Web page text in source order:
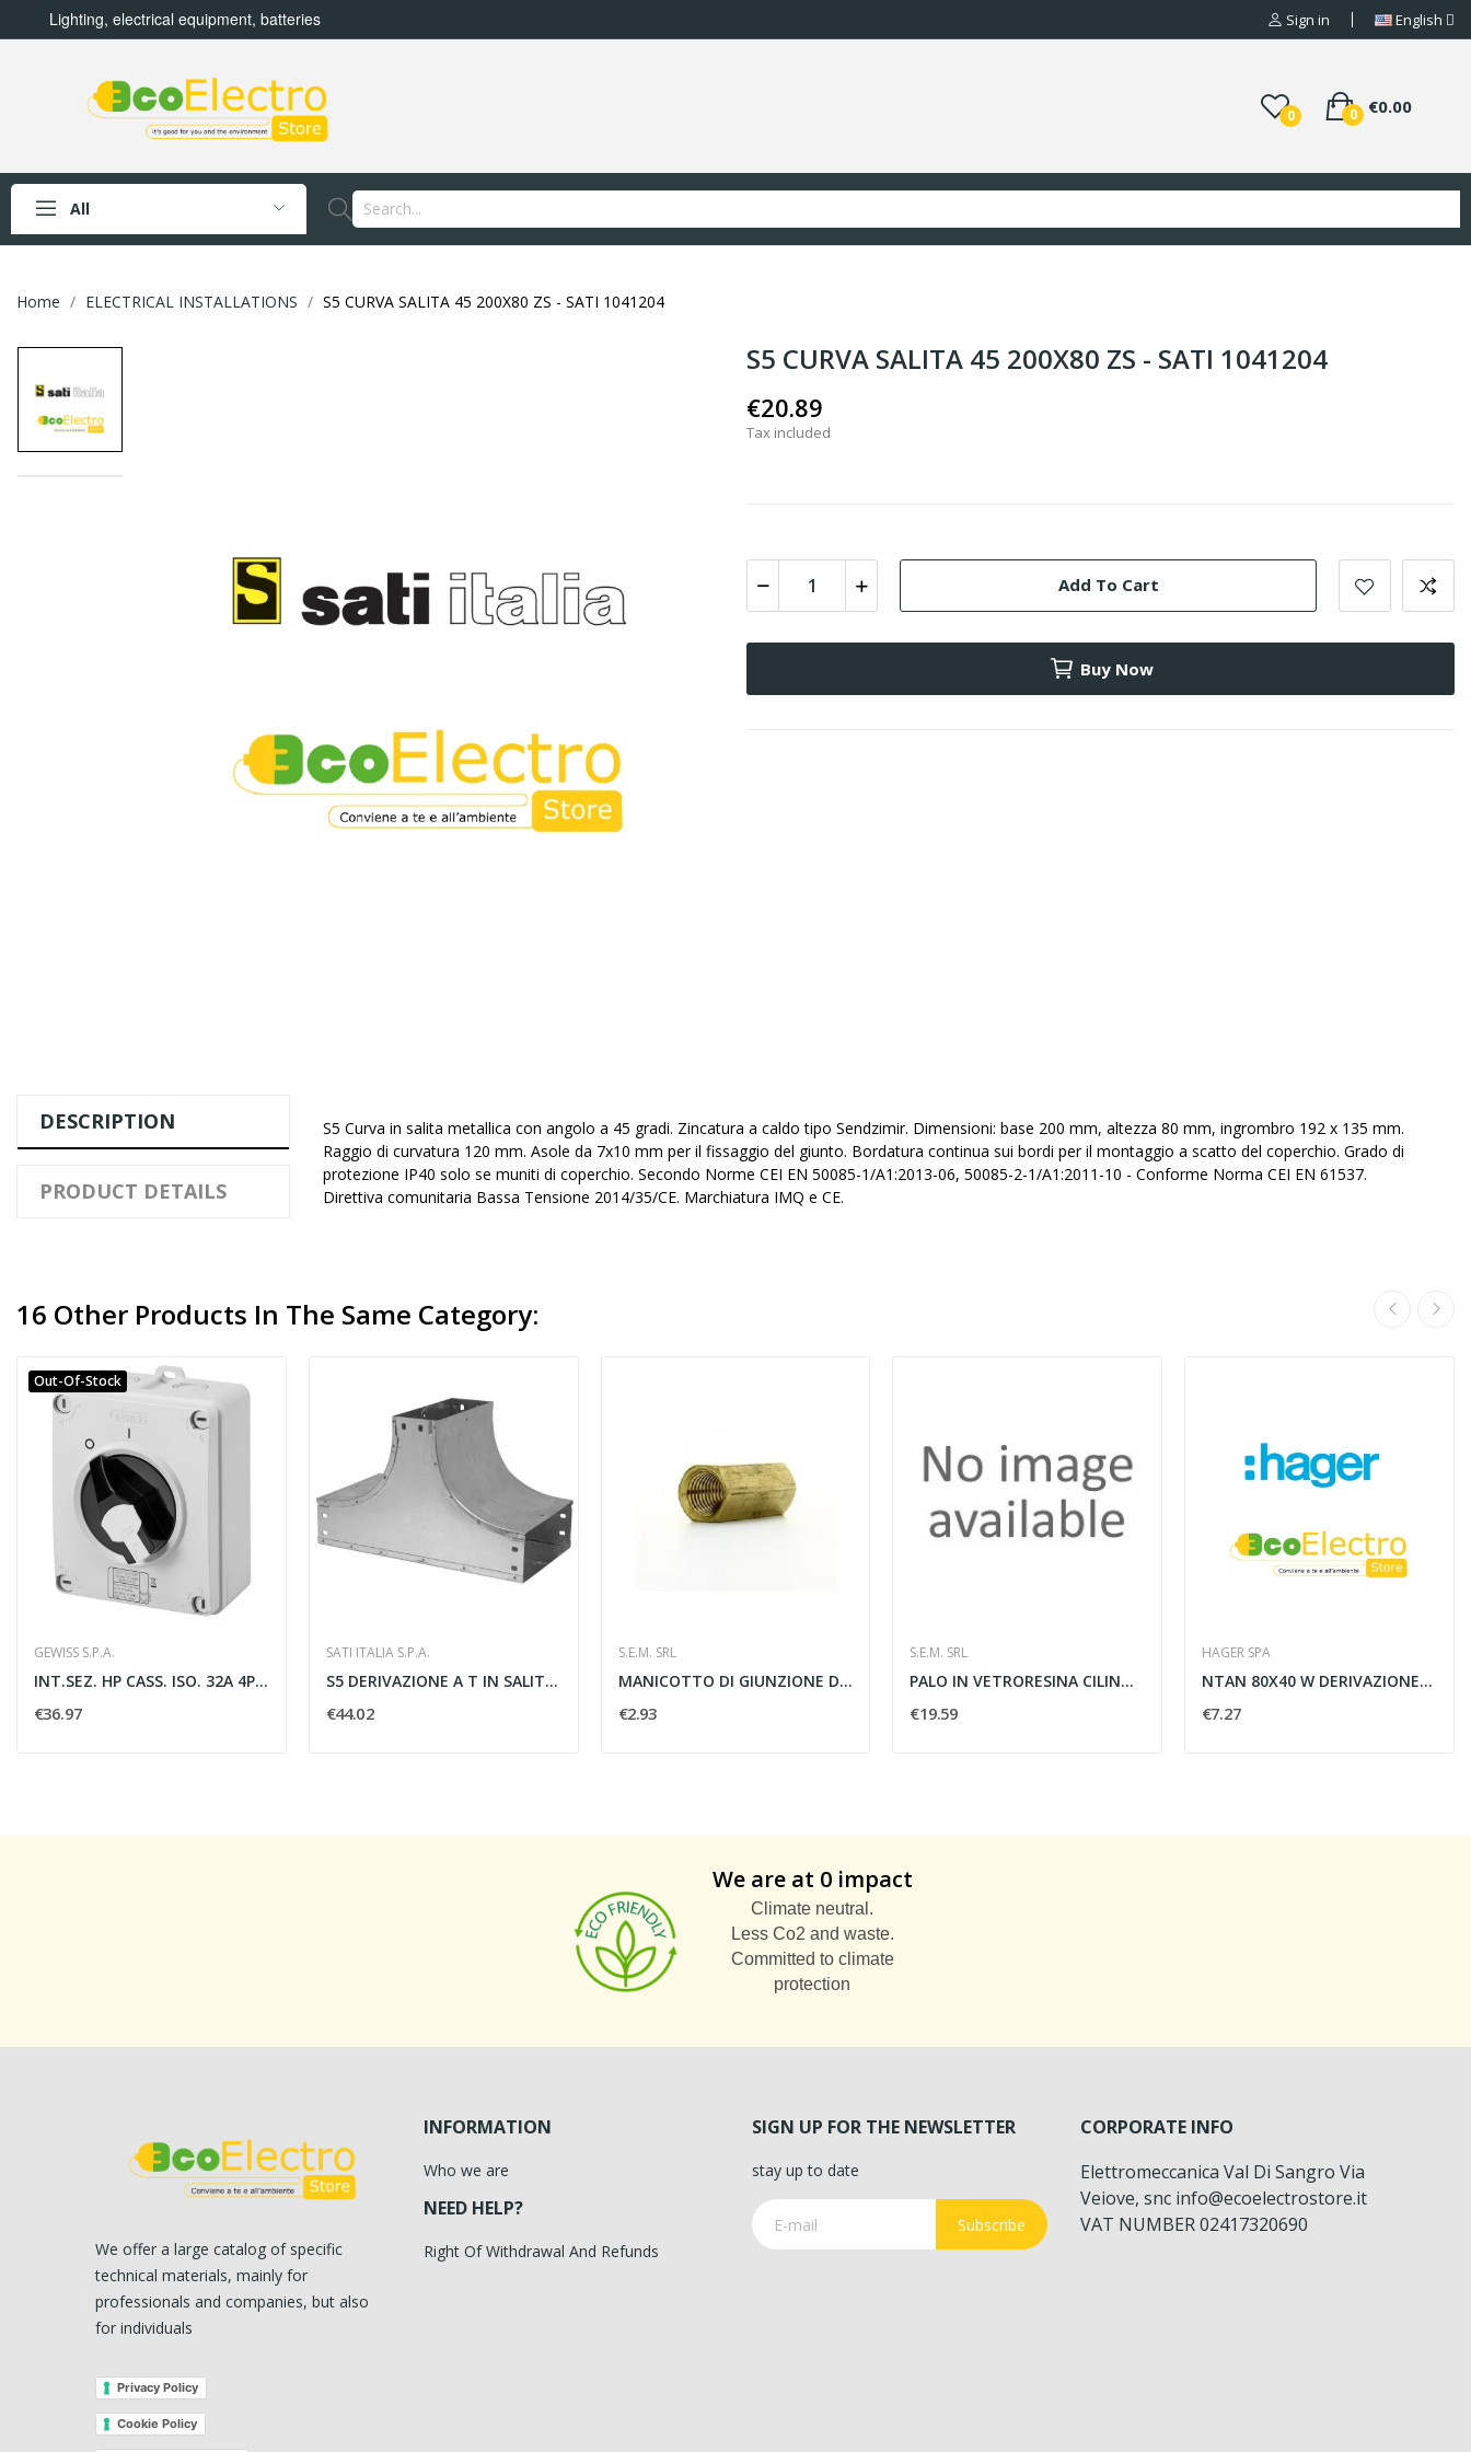
Lighting, electrical equipment, batteries Sign in English
0 €0.00
0
All
Home ELECTRICAL INSTALLATIONS S5 CURVA SALITA 45 200X80 ZS - SATI 1041204
S5 CURVA SALITA 45 200X80 ZS - SATI 1041204
€20.89
Tax included
Add To Cart
Buy Now
DESCRIPTION
PRODUCT DETAILS
S5 Curva in salita metallica con angolo a 45 gradi. Zincatura a caldo tipo Sendzimir. Dimensioni: base 200 mm, altezza 80 mm, ingrombro 192 x 135 mm.
Raggio di curvatura 120 mm. Asole da 7x10 mm per il fissaggio del giunto. Bordatura continua sui bordi per il montaggio a scatto del coperchio. Grado di
protezione IP40 solo se muniti di coperchio. Secondo Norme CEI EN 50085-1/A1:2013-06, 50085-2-1/A1:2011-10 - Conforme Norma CEI EN 61537.
Direttiva comunitaria Bassa Tensione 2014/35/CE. Marchiatura IMQ e CE.
16 Other Products In The Same Category:
Out-Of-Stock
GEWISS S.P.A.
INT.SEZ. HP CASS. ISO. 32A 4P COMAND
€36.97
SATI ITALIA S.P.A.
S5 DERIVAZIONE A T IN SALITA 150X80 ZS - SATI...
€44.02
S.E.M. SRL
MANICOTTO DI GIUNZIONE DIAMETRO 18MM - S.E.M M126
€2.93
S.E.M. SRL
PALO IN VETRORESINA CILINDRICO
€19.59
HAGER SPA
NTAN 80X40 W DERIVAZIONE A T PER CANALI LINEE...
€7.27
We are at 0 impact
Climate neutral.
Less Co2 and waste.
Committed to climate
protection
We offer a large catalog of specific
technical materials, mainly for
professionals and companies, but also
for individuals
Privacy Policy
Cookie Policy
INFORMATION
Who we are
NEED HELP?
Right Of Withdrawal And Refunds
SIGN UP FOR THE NEWSLETTER
stay up to date
Subscribe
CORPORATE INFO
Elettromeccanica Val Di Sangro Via
Veiove, snc info@ecoelectrostore.it
VAT NUMBER 02417320690